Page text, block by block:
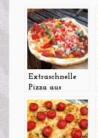
Extraschnelle
Pizza aus
arabischem
Fladenbrot